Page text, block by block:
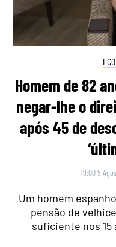
Homem de 82
negar-lhe o
após 45 de
19:00 5
Um homem
pensão de
suficiente nos